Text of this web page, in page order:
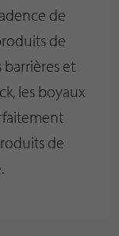
de
de
barrières et
les boyaux
de